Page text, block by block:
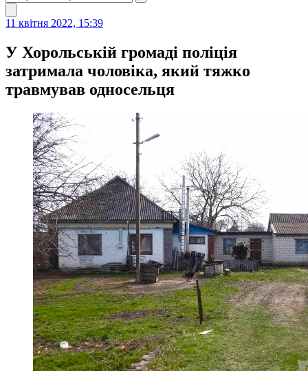
11 квітня 2022, 15:39
У Хорольській громаді поліція
затримала чоловіка, який тяжко
травмував односельця